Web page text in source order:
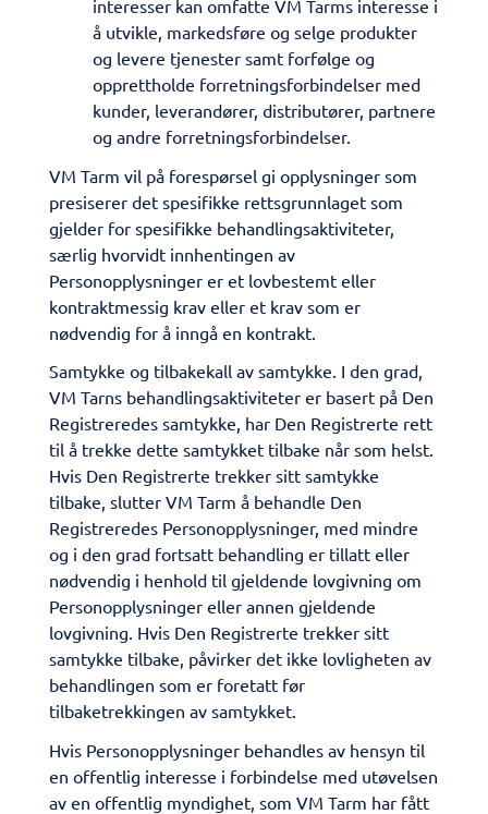
interesser kan omfatte VM Tarms interesse i
å utvikle, markedsføre og selge produkter
og levere tjenester samt forfølge og
opprettholde forretningsforbindelser med
kunder, leverandører, distributører, partnere
og andre forretningsforbindelser.
​VM Tarm vil på forespørsel gi opplysninger som
presiserer det spesifikke rettsgrunnlaget som
gjelder for spesifikke behandlingsaktiviteter,
særlig hvorvidt innhentingen av
Personopplysninger er et lovbestemt eller
kontraktmessig krav eller et krav som er
nødvendig for å inngå en kontrakt.
​Samtykke og tilbakekall av samtykke. I den grad,
VM Tarns behandlingsaktiviteter er basert på Den
Registreredes samtykke, har Den Registrerte rett
til å trekke dette samtykket tilbake når som helst.
Hvis Den Registrerte trekker sitt samtykke
tilbake, slutter VM Tarm å behandle Den
Registreredes Personopplysninger, med mindre
og i den grad fortsatt behandling er tillatt eller
nødvendig i henhold til gjeldende lovgivning om
Personopplysninger eller annen gjeldende
lovgivning. Hvis Den Registrerte trekker sitt
samtykke tilbake, påvirker det ikke lovligheten av
behandlingen som er foretatt før
tilbaketrekkingen av samtykket.
Hvis Personopplysninger behandles av hensyn til
en offentlig interesse i forbindelse med utøvelsen
av en offentlig myndighet, som VM Tarm har fått